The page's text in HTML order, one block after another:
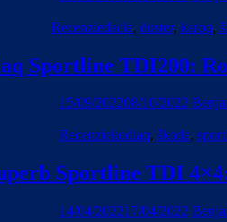
Recenziedacia, duster, karoq,
Sportline TDI200:
15/09/202208/10/2022
Recenziekodiaq, škoda,
Sportline TDI
14/04/202217/04/2022